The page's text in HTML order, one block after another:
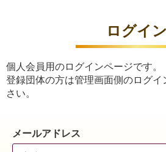
ログイン
個人会員用のログインページです。
登録団体の方は管理画面側のログ
さい。
メールアドレス